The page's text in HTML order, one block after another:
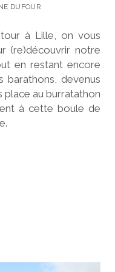
DUFOUR
à Lille, on vous
(re)découvrir notre
en restant encore
barathons, devenus
place au burratathon
à cette boule de